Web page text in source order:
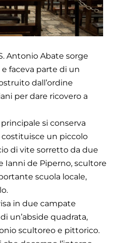
Antonio Abate sorge
faceva parte di un
dall’ordine
per dare ricovero a
si conserva
costituisce un piccolo
di vite sorretto da due
Ianni de Piperno, scultore
scuola locale,
in due campate
un’abside quadrata,
scultoreo e pittorico.